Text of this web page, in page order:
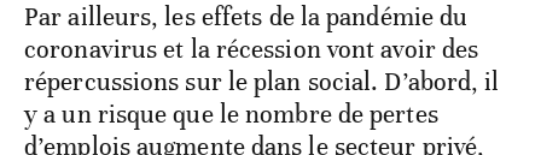
Par ailleurs, les effets de la pandémie du
coronavirus et la récession vont avoir des
répercussions sur le plan social. D’abord, il
y a un risque que le nombre de pertes
d’emplois augmente dans le secteur privé,